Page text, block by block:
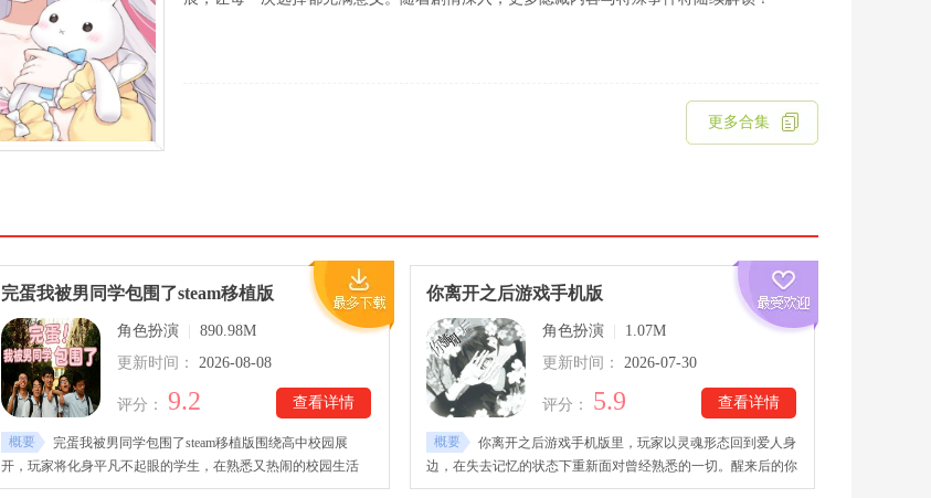
更多合集
完蛋我被男同学包围了steam移植版
角色扮演
890.98M
更新时间：
2026-08-08
查看详情
评分： 9.2
概要
完蛋我被男同学包围了steam移植版围绕高中校园展
开，玩家将化身平凡不起眼的学生，在熟悉又热闹的校园生活
中，意外卷入一场与多位男同学有关的趣味故事。完蛋我被男同
你离开之后游戏手机版
角色扮演
1.07M
更新时间：
2026-07-30
查看详情
评分： 5.9
概要
你离开之后游戏手机版里，玩家以灵魂形态回到爱人身
边，在失去记忆的状态下重新面对曾经熟悉的一切。醒来后的你
发现自己已无法回归人间，只能以旁观者的身份陪伴那个仍沉浸